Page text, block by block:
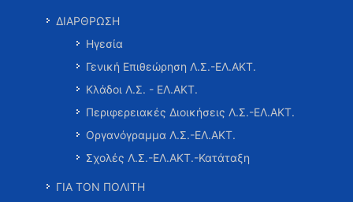
ΔΙΑΡΘΡΩΣΗ
Ηγεσία
Γενική Επιθεώρηση Λ.Σ.-ΕΛ.ΑΚΤ.
Κλάδοι Λ.Σ. - ΕΛ.ΑΚΤ.
Περιφερειακές Διοικήσεις Λ.Σ.-ΕΛ.ΑΚΤ.
Οργανόγραμμα Λ.Σ.-ΕΛ.ΑΚΤ.
Σχολές Λ.Σ.-ΕΛ.ΑΚΤ.-Κατάταξη
ΓΙΑ ΤΟΝ ΠΟΛΙΤΗ